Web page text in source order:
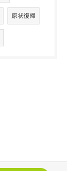
原状復帰